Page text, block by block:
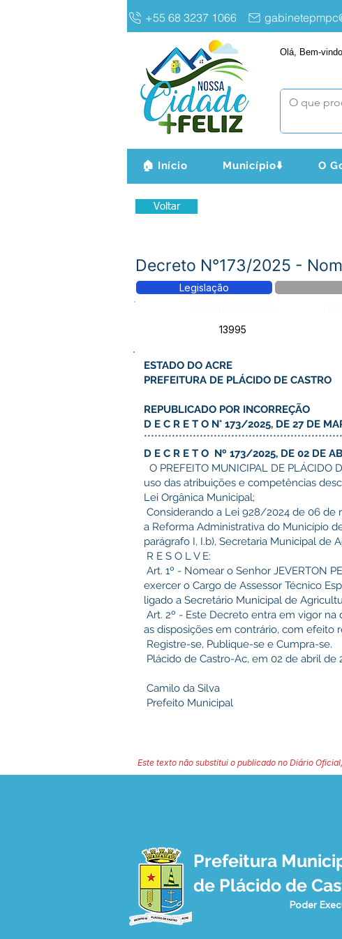
+55 68 3237 1066
Olá, Bem-
🏠 Início Município⬇️ O
Voltar
Decreto N°173/2025 -
Legislação
13995
ESTADO DO ACRE
PREFEITURA DE PLÁCIDO DE CASTRO
REPUBLICADO POR INCORREÇÃO
D E C R E T O N° 173/2025, DE 27 DE
D E C R E T O Nº 173/2025, DE 02 DE
O PREFEITO MUNICIPAL DE PLÁCIDO
uso das atribuições e competências
Lei Orgânica Municipal;
Considerando a Lei 928/2024 de 06 de
a Reforma Administrativa do Município
parágrafo I, I.b), Secretaria Municipal de
R E S O L V E:
Art. 1º - Nomear o Senhor JEVERTON
exercer o Cargo de Assessor Técnico
ligado a Secretário Municipal de
Art. 2º - Este Decreto entra em vigor
as disposições em contrário, com efeito
Registre-se, Publique-se e Cumpra-se.
Plácido de Castro-Ac, em 02 de abril de
Camilo da Silva
Prefeito Municipal
Este texto não substitui o publicado no Diário
Prefeitura
de Plácido de
Poder